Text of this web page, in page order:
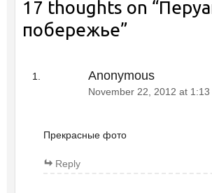
17 thoughts on “
побережье”
Anonymous
November 22, 2012 at 1:13
Прекрасные фото
Reply